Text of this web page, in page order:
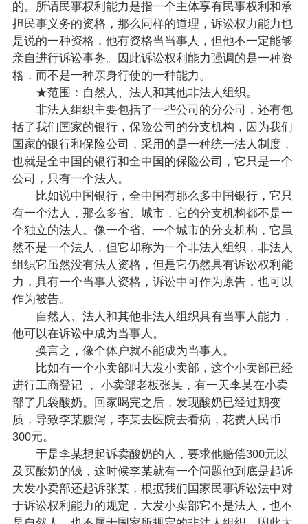
的。所谓民事权利能力是指一个主体享有民事权利和承
担民事义务的资格，那么同样的道理，诉讼权力能力也
是说的一种资格，他有资格当当事人，但他不一定能够
亲自进行诉讼事务。因此诉讼权利能力强调的是一种资
格，而不是一种亲身行使的一种能力。
★范围：自然人、法人和其他非法人组织。
非法人组织主要包括了一些公司的分公司，还有包
括了我们国家的银行，保险公司的分支机构，因为我们
国家的银行和保险公司，采用的是一种统一法人制度，
也就是全中国的银行和全中国的保险公司，它只是一个
公司，只有一个法人。
比如说中国银行，全中国有那么多中国银行，它只
有一个法人，那么多省、城市，它的分支机构都不是一
个独立的法人。像一个省、一个城市的分支机构，它虽
然不是一个法人，但它却称为一个非法人组织，非法人
组织它虽然没有法人资格，但是它仍然具有诉讼权利能
力，具有一个当事人资格，诉讼中可作为原告，也可以
作为被告。
自然人、法人和其他非法人组织具有当事人能力，
他可以在诉讼中成为当事人。
换言之，像个体户就不能成为当事人。
比如有一个小卖部叫大发小卖部，这个小卖部已经
进行工商登记 ， 小卖部老板张某，有一天李某在小卖
部了几袋酸奶。回家喝完之后，发现酸奶已经过期变
质，导致李某腹泻，李某去医院去看病，花费人民币
300元。
于是李某想起诉卖酸奶的人，要求他赔偿300元以
及买酸奶的钱，这时候李某就有一个问题他到底是起诉
大发小卖部还起诉张某，根据我们国家民事诉讼法中对
于诉讼权利能力的规定，大发小卖部它不是法人，也不